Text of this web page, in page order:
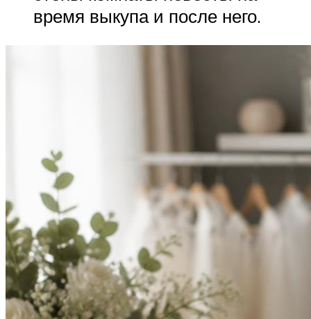
время выкупа и после него.